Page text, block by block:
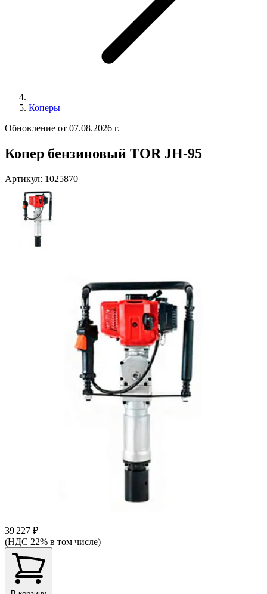
Коперы
Обновление от 07.08.2026 г.
Копер бензиновый TOR JH-95
Артикул: 1025870
39 227 ₽
(НДС 22% в том числе)